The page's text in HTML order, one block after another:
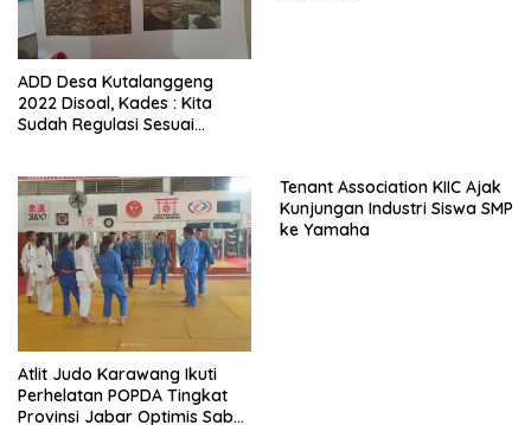
ADD Desa Kutalanggeng
2022 Disoal, Kades : Kita
Sudah Regulasi Sesuai
Atlit Judo Karawang Ikuti
Perhelatan POPDA Tingkat
Provinsi Jabar Optimis Sabet
Tenant Association KIIC Ajak
Kunjungan Industri Siswa SMP
ke Yamaha